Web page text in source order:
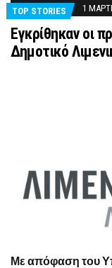
TOP STORIES
1
Εγκρίθηκαν οι
Δημοτικό
Με απόφαση του